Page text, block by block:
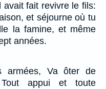
fait revivre le fils:
et séjourne où tu
la famine, et même
années.
armées, Va ôter de
appui et toute